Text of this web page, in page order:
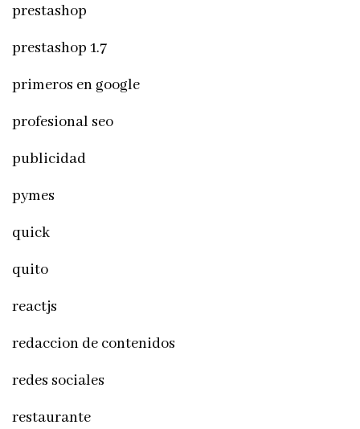
prestashop
prestashop 1.7
primeros en google
profesional seo
publicidad
pymes
quick
quito
reactjs
redaccion de contenidos
redes sociales
restaurante